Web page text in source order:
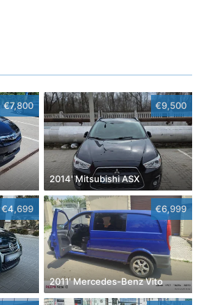
€7,800 €9,500
2014' Mitsubishi ASX
€4,699 €6,999
2011' Mercedes-Benz Vito